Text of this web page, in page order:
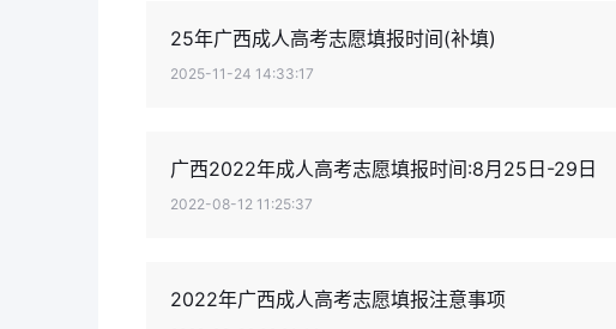
25年广西成人高考志愿填报时间(补填)
2025-11-24 14:33:17
广西2022年成人高考志愿填报时间:8月25日-29日
2022-08-12 11:25:37
2022年广西成人高考志愿填报注意事项